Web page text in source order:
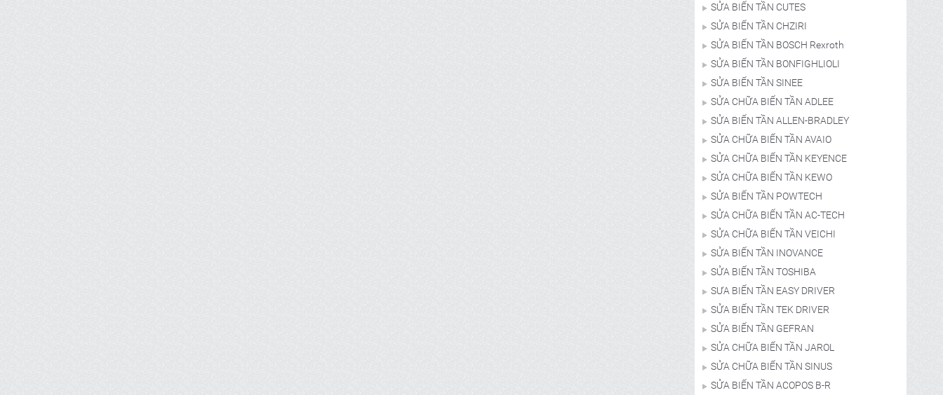
SỬA BIẾN TẦN CUTES
SỬA BIẾN TẦN CHZIRI
SỬA BIẾN TẦN BOSCH Rexroth
SỬA BIẾN TẦN BONFIGHLIOLI
SỬA BIẾN TẦN SINEE
SỬA CHỮA BIẾN TẦN ADLEE
SỬA BIẾN TẦN ALLEN-BRADLEY
SỬA CHỮA BIẾN TẦN AVAIO
SỬA CHỮA BIẾN TẦN KEYENCE
SỬA CHỮA BIẾN TẦN KEWO
SỬA BIẾN TẦN POWTECH
SỬA CHỮA BIẾN TẦN AC-TECH
SỬA CHỮA BIẾN TẦN VEICHI
SỬA BIẾN TẦN INOVANCE
SỬA BIẾN TẦN TOSHIBA
SƯA BIẾN TẦN EASY DRIVER
SỬA BIẾN TẦN TEK DRIVER
SỬA BIẾN TẦN GEFRAN
SỬA CHỮA BIẾN TẦN JAROL
SỬA CHỮA BIẾN TẦN SINUS
SỬA BIẾN TẦN ACOPOS B-R